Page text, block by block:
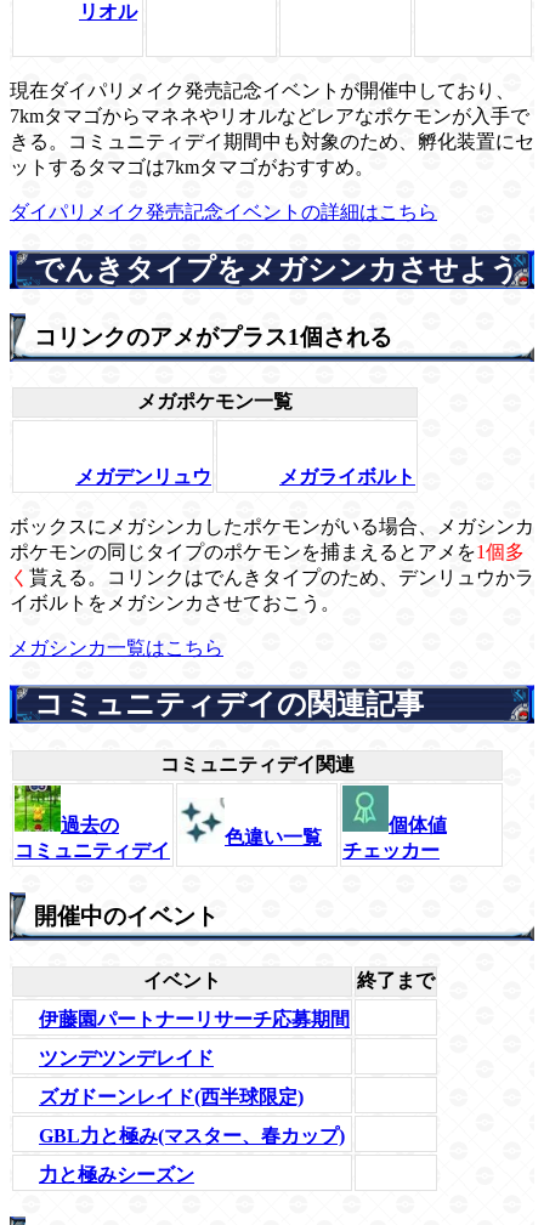
リオル
現在ダイパリメイク発売記念イベントが開催中しており、
7kmタマゴからマネネやリオルなどレアなポケモンが入手で
きる。コミュニティデイ期間中も対象のため、孵化装置にセ
ットするタマゴは7kmタマゴがおすすめ。
ダイパリメイク発売記念イベントの詳細はこちら
でんきタイプをメガシンカさせよう
コリンクのアメがプラス1個される
メガポケモン一覧
メガデンリュウ メガライボルト
ボックスにメガシンカしたポケモンがいる場合、メガシンカ
ポケモンの同じタイプのポケモンを捕まえるとアメを1個多
く 貰える。コリンクはでんきタイプのため、デンリュウかラ
イボルトをメガシンカさせておこう。
メガシンカ一覧はこちら
コミュニティデイの関連記事
コミュニティデイ関連
過去の
コミュニティデイ
色違い一覧
個体値
チェッカー
開催中のイベント
イベント
終了まで
伊藤園パートナーリサーチ応募期間
ツンデツンデレイド
ズガドーンレイド(西半球限定)
GBL力と極み(マスター、春カップ)
力と極みシーズン